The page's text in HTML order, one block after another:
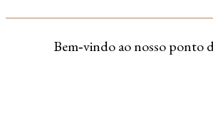
Bem‑vindo ao nosso ponto